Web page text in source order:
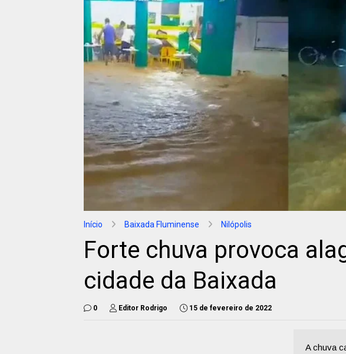
Início Baixada Fluminense Nilópolis
Forte chuva provoca
cidade da Baixada
0 Editor Rodrigo 15 de fevereiro de 2022
A chuva